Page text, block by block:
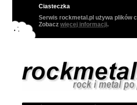
Ciasteczka
Serwis rockmetal.pl używa plików
Zobacz więcej informacji.